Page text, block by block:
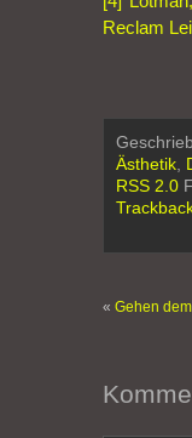
Reclam
Ästhetik
RSS 2.0
« Gehen